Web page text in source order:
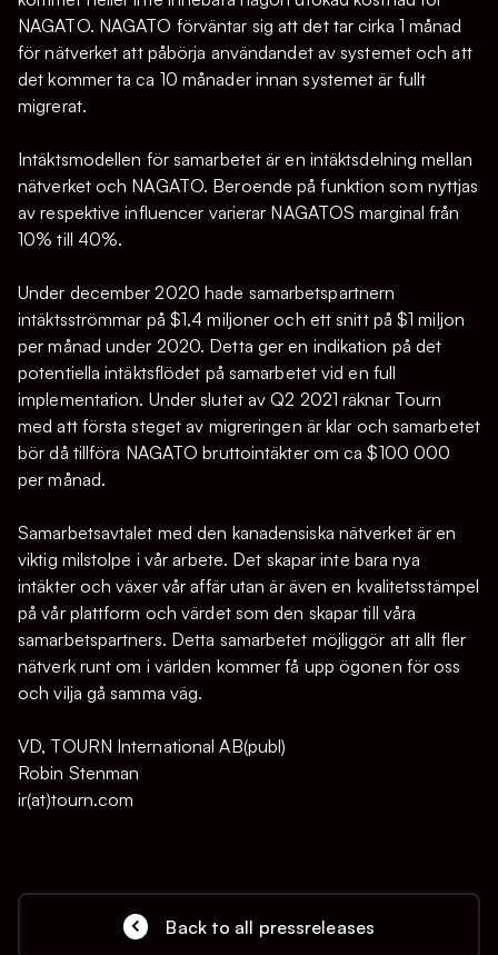
NAGATO. NAGATO förväntar sig att det tar cirka 1 månad
för nätverket att påbörja användandet av systemet och att
det kommer ta ca 10 månader innan systemet är fullt
migrerat.
Intäktsmodellen för samarbetet är en intäktsdelning mellan
nätverket och NAGATO. Beroende på funktion som nyttjas
av respektive influencer varierar NAGATOS marginal från
10% till 40%.
Under december 2020 hade samarbetspartnern
intäktsströmmar på $1,4 miljoner och ett snitt på $1 miljon
per månad under 2020. Detta ger en indikation på det
potentiella intäktsflödet på samarbetet vid en full
implementation. Under slutet av Q2 2021 räknar Tourn
med att första steget av migreringen är klar och samarbetet
bör då tillföra NAGATO bruttointäkter om ca $100 000
per månad.
Samarbetsavtalet med den kanadensiska nätverket är en
viktig milstolpe i vår arbete. Det skapar inte bara nya
intäkter och växer vår affär utan är även en kvalitetsstämpel
på vår plattform och värdet som den skapar till våra
samarbetspartners. Detta samarbetet möjliggör att allt fler
nätverk runt om i världen kommer få upp ögonen för oss
och vilja gå samma väg.
VD, TOURN International AB(publ)
Robin Stenman
ir(at)tourn.com
Back to all pressreleases